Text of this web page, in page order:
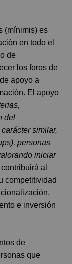
(mínimis) es
en todo el
de
los foros de
apoyo a
El apoyo
del
similar,
personas
iniciar
contribuirá al
competitividad
e inversión
de
que